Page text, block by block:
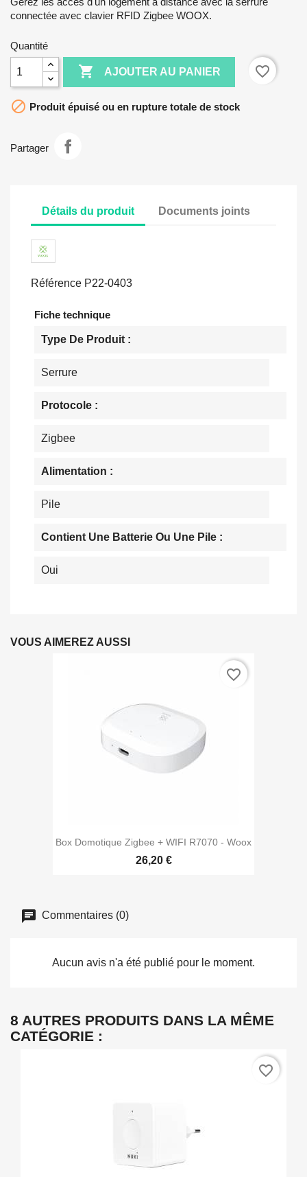
connectée avec clavier RFID Zigbee WOOX.
Quantité
 AJOUTER AU PANIER favorite_border
 Produit épuisé ou en rupture totale de stock
Partager
Détails du produit Documents joints
Référence P22-0403
Fiche technique
Type De Produit :
Serrure
Protocole :
Zigbee
Alimentation :
Pile
Contient Une Batterie Ou Une Pile :
Oui
VOUS AIMEREZ AUSSI
Box Domotique Zigbee + WIFI R7070 - Woox
26,20 €
favorite_border
Commentaires (0)
Aucun avis n'a été publié pour le moment.
8 AUTRES PRODUITS DANS LA MÊME
CATÉGORIE :
favorite_border